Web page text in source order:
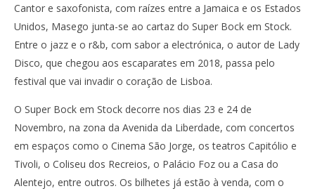
Cantor e saxofonista, com raízes entre a Jamaica e os Estados
Unidos, Masego junta-se ao cartaz do Super Bock em Stock.
Entre o jazz e o r&b, com sabor a electrónica, o autor de Lady
Disco, que chegou aos escaparates em 2018, passa pelo
festival que vai invadir o coração de Lisboa.
O Super Bock em Stock decorre nos dias 23 e 24 de
Novembro, na zona da Avenida da Liberdade, com concertos
em espaços como o Cinema São Jorge, os teatros Capitólio e
Tivoli, o Coliseu dos Recreios, o Palácio Foz ou a Casa do
Alentejo, entre outros. Os bilhetes já estão à venda, com o